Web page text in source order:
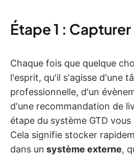
Étape 1 : Capturer
Chaque fois que quelque
l'esprit, qu'il s'agisse d'une
professionnelle, d'un
d'une recommandation de
étape du système GTD
Cela signifie stocker
dans un système externe,